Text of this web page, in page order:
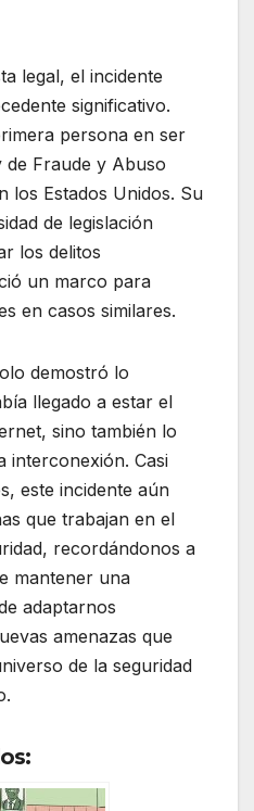
legal, el incidente
significativo.
persona en ser
de Fraude y Abuso
los Estados Unidos. Su
de legislación
los delitos
un marco para
en casos similares.
demostró lo
llegado a estar el
sino también lo
interconexión. Casi
este incidente aún
que trabajan en el
recordándonos a
mantener una
adaptarnos
amenazas que
de la seguridad